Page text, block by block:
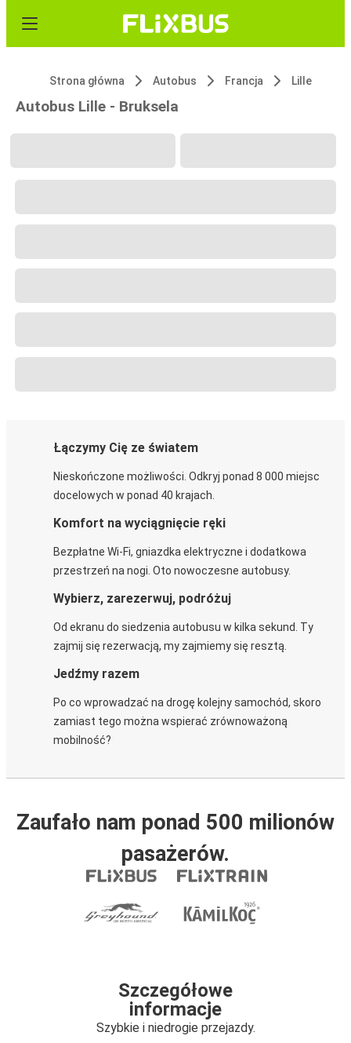
Strona główna Autobus Francja Lille
Autobus Lille - Bruksela
Łączymy Cię ze światem
Nieskończone możliwości. Odkryj ponad 8 000 miejsc
docelowych w ponad 40 krajach.
Komfort na wyciągnięcie ręki
Bezpłatne Wi-Fi, gniazdka elektryczne i dodatkowa
przestrzeń na nogi. Oto nowoczesne autobusy.
Wybierz, zarezerwuj, podróżuj
Od ekranu do siedzenia autobusu w kilka sekund. Ty
zajmij się rezerwacją, my zajmiemy się resztą.
Jedźmy razem
Po co wprowadzać na drogę kolejny samochód, skoro
zamiast tego można wspierać zrównoważoną
mobilność?
Zaufało nam ponad 500 milionów
pasażerów.
Szczegółowe
informacje
Szybkie i niedrogie przejazdy.